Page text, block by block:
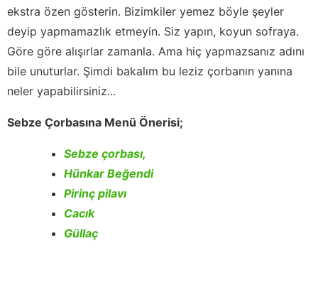
ekstra özen gösterin. Bizimkiler yemez böyle şeyler
deyip yapmamazlık etmeyin. Siz yapın, koyun sofraya.
Göre göre alışırlar zamanla. Ama hiç yapmazsanız adını
bile unuturlar. Şimdi bakalım bu leziz çorbanın yanına
neler yapabilirsiniz...
Sebze Çorbasına Menü Önerisi;
Sebze çorbası,
Hünkar Beğendi
Pirinç pilavı
Cacık
Güllaç